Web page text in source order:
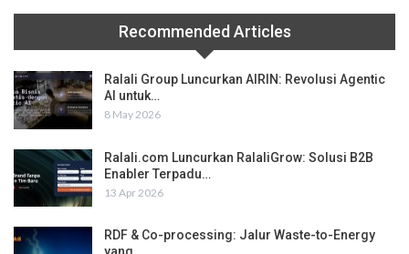
Recommended Articles
Ralali Group Luncurkan AIRIN: Revolusi Agentic
AI untuk…
8 May 2026
Ralali.com Luncurkan RalaliGrow: Solusi B2B
Enabler Terpadu…
13 Apr 2026
RDF & Co-processing: Jalur Waste-to-Energy